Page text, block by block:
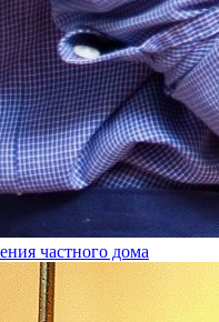
частного дома